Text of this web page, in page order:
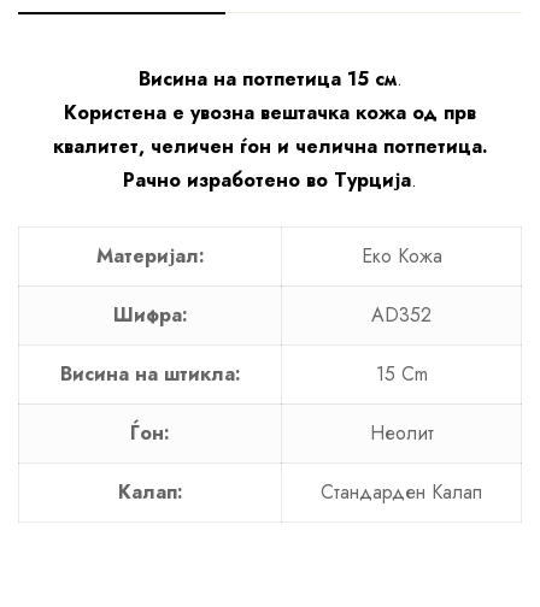
Висина на потпетица 15 см.
Користена е увозна вештачка кожа од прв
квалитет, челичен ѓон и челична потпетица.
Рачно изработено во Турција.
Материјал: Еко Кожa
Шифра: AD352
Висина на штикла: 15 Cm
Ѓон: Неолит
Калап: Стандарден Калап